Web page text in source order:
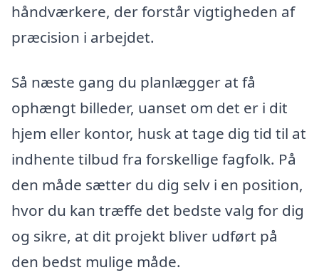
håndværkere, der forstår vigtigheden af
præcision i arbejdet.
Så næste gang du planlægger at få
ophængt billeder, uanset om det er i dit
hjem eller kontor, husk at tage dig tid til at
indhente tilbud fra forskellige fagfolk. På
den måde sætter du dig selv i en position,
hvor du kan træffe det bedste valg for dig
og sikre, at dit projekt bliver udført på
den bedst mulige måde.